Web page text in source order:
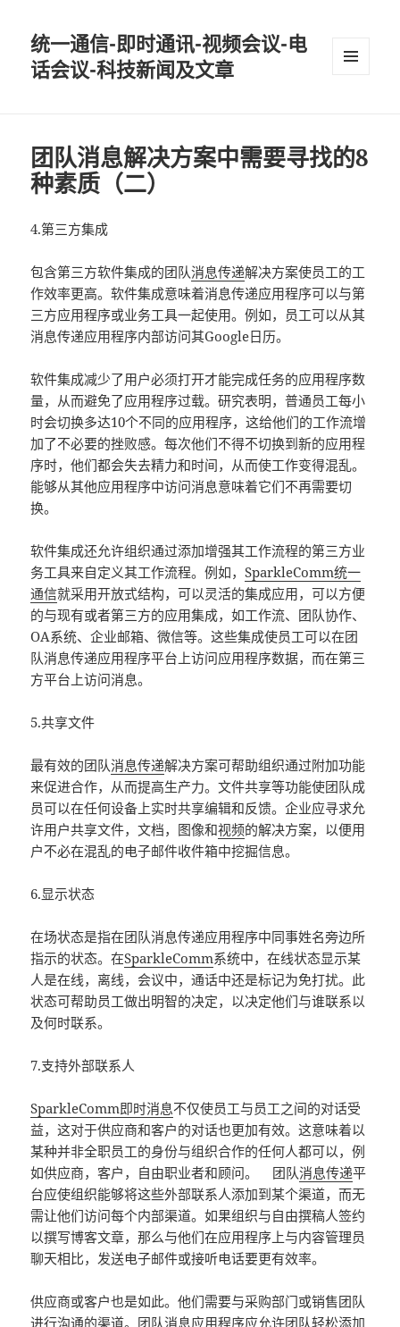
统一通信-即时通讯-视频会议-电
话会议-科技新闻及文章
团队消息解决方案中需要寻找的8
种素质（二）
4.第三方集成
包含第三方软件集成的团队消息传递解决方案使员工的工
作效率更高。软件集成意味着消息传递应用程序可以与第
三方应用程序或业务工具一起使用。例如，员工可以从其
消息传递应用程序内部访问其Google日历。
软件集成减少了用户必须打开才能完成任务的应用程序数
量，从而避免了应用程序过载。研究表明，普通员工每小
时会切换多达10个不同的应用程序，这给他们的工作流增
加了不必要的挫败感。每次他们不得不切换到新的应用程
序时，他们都会失去精力和时间，从而使工作变得混乱。
能够从其他应用程序中访问消息意味着它们不再需要切
换。
软件集成还允许组织通过添加增强其工作流程的第三方业
务工具来自定义其工作流程。例如，SparkleComm统一
通信就采用开放式结构，可以灵活的集成应用，可以方便
的与现有或者第三方的应用集成，如工作流、团队协作、
OA系统、企业邮箱、微信等。这些集成使员工可以在团
队消息传递应用程序平台上访问应用程序数据，而在第三
方平台上访问消息。
5.共享文件
最有效的团队消息传递解决方案可帮助组织通过附加功能
来促进合作，从而提高生产力。文件共享等功能使团队成
员可以在任何设备上实时共享编辑和反馈。企业应寻求允
许用户共享文件，文档，图像和视频的解决方案，以便用
户不必在混乱的电子邮件收件箱中挖掘信息。
6.显示状态
在场状态是指在团队消息传递应用程序中同事姓名旁边所
指示的状态。在SparkleComm系统中，在线状态显示某
人是在线，离线，会议中，通话中还是标记为免打扰。此
状态可帮助员工做出明智的决定，以决定他们与谁联系以
及何时联系。
7.支持外部联系人
SparkleComm即时消息不仅使员工与员工之间的对话受
益，这对于供应商和客户的对话也更加有效。这意味着以
某种并非全职员工的身份与组织合作的任何人都可以，例
如供应商，客户，自由职业者和顾问。 团队消息传递平
台应使组织能够将这些外部联系人添加到某个渠道，而无
需让他们访问每个内部渠道。如果组织与自由撰稿人签约
以撰写博客文章，那么与他们在应用程序上与内容管理员
聊天相比，发送电子邮件或接听电话要更有效率。
供应商或客户也是如此。他们需要与采购部门或销售团队
进行沟通的渠道。团队消息应用程序应允许团队轻松添加